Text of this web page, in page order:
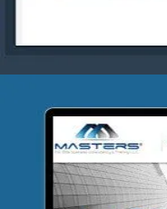
شركة MASTERS للتدريب